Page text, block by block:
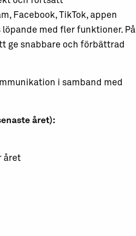
Facebook, TikTok, appen
med fler funktioner. På
ge snabbare och förbättrad
i samband med
året):
året